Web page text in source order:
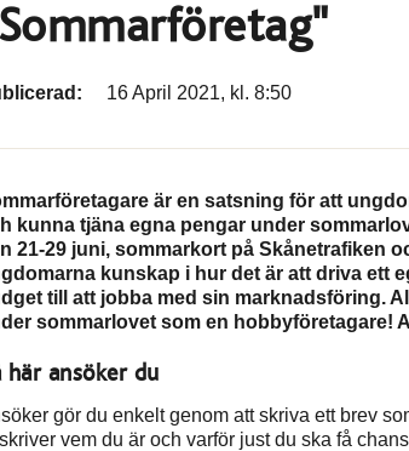
16 April 2021, kl. 8:50
är en satsning för att
kunna tjäna egna pengar under
21-29 juni, sommarkort på Skånetrafiken
kunskap i hur det är att driva ett
till att jobba med sin marknadsföring.
sommarlovet som en hobbyföretagare!
här ansöker du
gör du enkelt genom att skriva ett brev
vem du är och varför just du ska få